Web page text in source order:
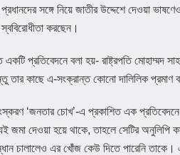
সঙ্গে নিয়ে জাতীর উদ্দেশে দেওয়া
করছেন।
প্রতিবেদনে বলা হয়- রাষ্ট্রপতি মোহাম্মদ
তার কাছে এ-সংক্রান্ত কোনো দালিলিক প্রমাণ
‘জনতার চোখ’-এ প্রকাশিত এক
জমা দেওয়া হয়ে থাকে, তাহলে সেটির অনুলিপি
চালালেও এর খোঁজ কেউ দিতে পারেনি তাকে।